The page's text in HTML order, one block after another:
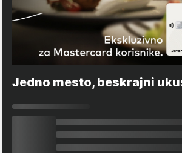
Jedno mesto, beskrajni